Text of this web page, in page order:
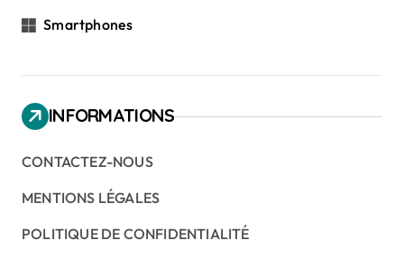
Smartphones
INFORMATIONS
CONTACTEZ-NOUS
MENTIONS LÉGALES
POLITIQUE DE CONFIDENTIALITÉ